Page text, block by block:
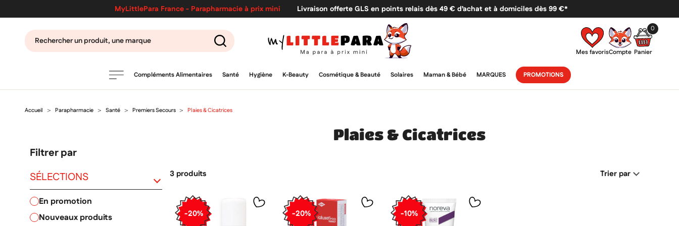
MyLittlePara France - Parapharmacie à prix mini Livraison offerte GLS en points relais dès 49 € d’achat et à domiciles dès 99 €*
CATÉGORIES
MARQUES
PRODUITS
Mes favorisCompte
0
Panier
Compléments Alimentaires Santé Hygiène K-Beauty Cosmétique & Beauté Solaires Maman & Bébé MARQUES PROMOTIONS
Accueil Parapharmacie Santé Premiers Secours Plaies & Cicatrices
Filtrer par
SÉLECTIONS
en promotion
nouveaux produits
Plaies & Cicatrices
3 produits Trier par
-20% -20% -10%